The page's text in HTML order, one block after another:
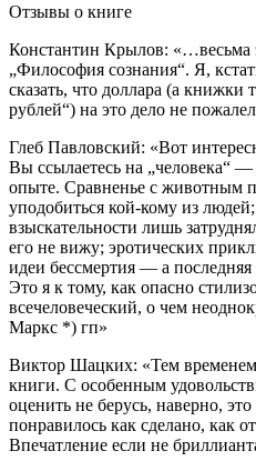
Отзывы о книге
Константин Крылов: «…весьма
„Философия сознания“. Я,
сказать, что доллара (а книжки
рублей“) на это дело не
Глеб Павловский: «Вот
Вы ссылаетесь на „человека“
опыте. Сравненье с животным
уподобиться кой-кому из
взыскательности лишь
его не вижу; эротических
идеи бессмертия — а
Это я к тому, как опасно
всечеловеческий, о чем
Маркс *) гп»
Виктор Шацких: «Тем
книги. С особенным
оценить не берусь, наверно,
понравилось как сделано, как
Впечатление если не